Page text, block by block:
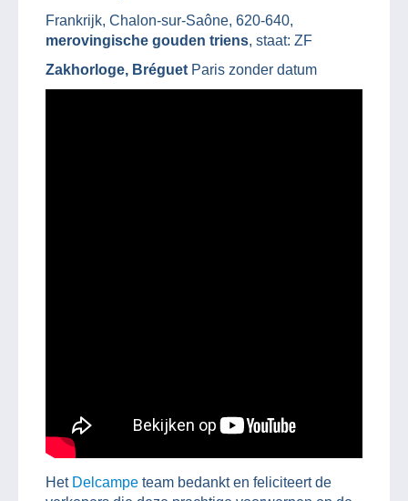
Frankrijk, Chalon-sur-Saône, 620-640,
merovingische gouden triens, staat: ZF
Zakhorloge, Bréguet Paris zonder datum
Het Delcampe team bedankt en feliciteert de